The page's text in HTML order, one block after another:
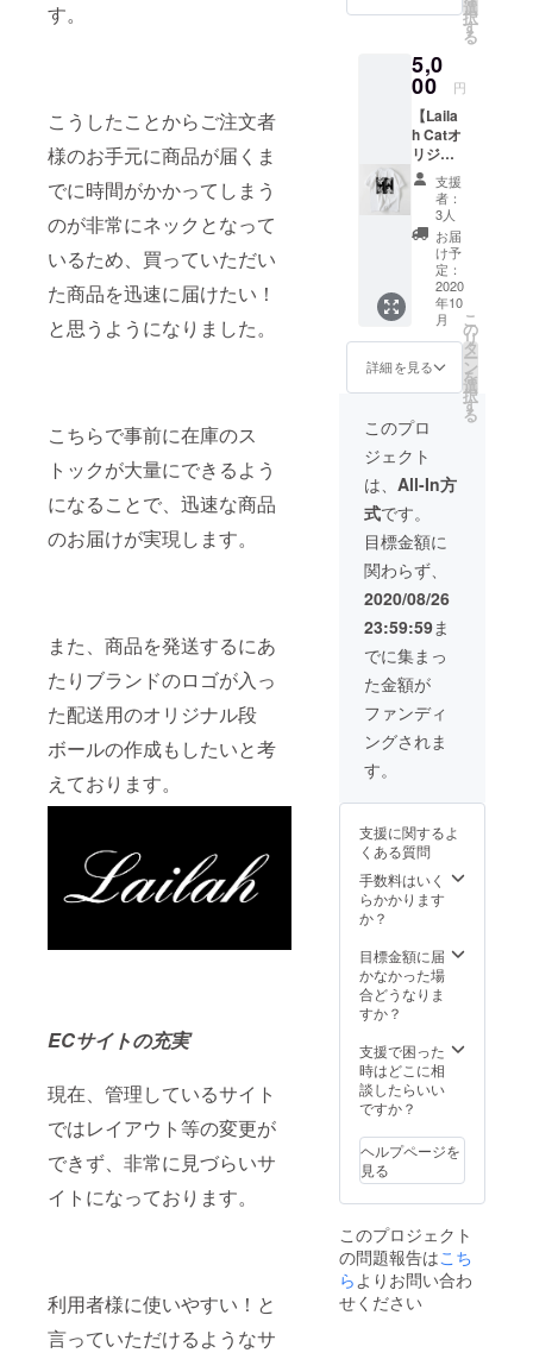
す。
こうしたことからご注文者
様のお手元に商品が届くま
でに時間がかかってしまう
のが非常にネックとなって
いるため、買っていただい
た商品を迅速に届けたい！
と思うようになりました。
こちらで事前に在庫のス
トックが大量にできるよう
になることで、迅速な商品
のお届けが実現します。
また、商品を発送するにあ
たりブランドのロゴが入っ
た配送用のオリジナル段
ボールの作成もしたいと考
えております。
ECサイトの充実
現在、管理しているサイト
ではレイアウト等の変更が
できず、非常に見づらいサ
イトになっております。
利用者様に使いやすい！と
言っていただけるようなサ
いただ
きま
す。
す。男
ず、着
用して
いただ
けま
す。 こ
ちらは
クラウ
ドファ
ンディ
ング限
定で
す。 ※
画像は
イメー
ジです
本プロ
ジェク
次発送
させて
いただ
きま
す。
選
択
す
る
5,0
00 円
【Laila
h Catオ
リジナ
ルTシャ
ツ】
Lailah
で人気
Lailah
Catが背
中に大
きくプ
リント
されたT
シャツ
です。
男女問
わず着
ていた
だけま
す。 こ
ちらは
バック
プリン
トで
す。 ※
画像は
イメー
ジで
す。 本
プロ
ジェク
ト終了
後、順
いただ
す。
支援
者：
3人
お届
け予
定：
2020
年10
月
詳細を見る
こ
の
リ
タ
ー
ン
を
選
択
す
る
このプロ
ジェクト
は、 All-In方
式です。
目標金額に
関わらず、
2020/08/26
23:59:59ま
でに集まっ
た金額が
ファンディ
ングされま
す。
支援に関するよ
くある質問
手数料はいく
らかかります
か？
目標金額に届
かなかった場
合どうなりま
すか？
支援で困った
時はどこに相
談したらいい
ですか？
ヘルプページを
見る
このプロジェクト
の問題報告はこち
ら よりお問い合わ
せください